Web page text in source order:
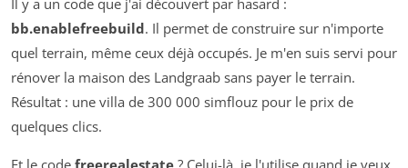
Il y a un code que j'ai découvert par hasard :
bb.enablefreebuild. Il permet de construire sur n'importe
quel terrain, même ceux déjà occupés. Je m'en suis servi pour
rénover la maison des Landgraab sans payer le terrain.
Résultat : une villa de 300 000 simflouz pour le prix de
quelques clics.